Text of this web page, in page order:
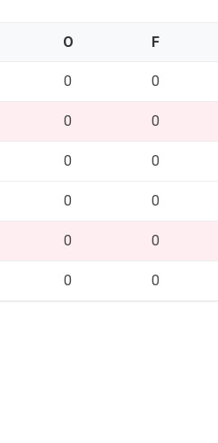
O F
0 0
0 0
0 0
0 0
0 0
0 0